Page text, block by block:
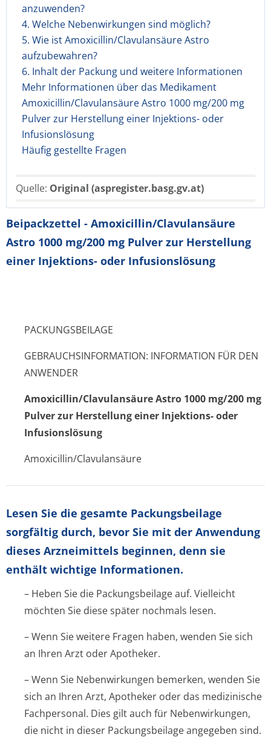
anzuwenden?
4. Welche Nebenwirkungen sind möglich?
5. Wie ist Amoxicillin/Clavulansäure Astro
aufzubewahren?
6. Inhalt der Packung und weitere Informationen
Mehr Informationen über das Medikament
Amoxicillin/Clavulansäure Astro 1000 mg/200 mg
Pulver zur Herstellung einer Injektions- oder
Infusionslösung
Häufig gestellte Fragen
Quelle: Original (aspregister.basg.gv.at)
Beipackzettel - Amoxicillin/Clavulansäure
Astro 1000 mg/200 mg Pulver zur Herstellung
einer Injektions- oder Infusionslösung
PACKUNGSBEILAGE
GEBRAUCHSINFORMATION: INFORMATION FÜR DEN
ANWENDER
Amoxicillin/Cla­vulansäure Astro 1000 mg/200 mg
Pulver zur Herstellung einer Injektions- oder
Infusionslösung
Amoxicillin/Cla­vulansäure
Lesen Sie die gesamte Packungsbeilage
sorgfältig durch, bevor Sie mit der Anwendung
dieses Arzneimittels beginnen, denn sie
enthält wichtige Informationen.
– Heben Sie die Packungsbeilage auf. Vielleicht
möchten Sie diese später nochmals lesen.
– Wenn Sie weitere Fragen haben, wenden Sie sich
an Ihren Arzt oder Apotheker.
– Wenn Sie Nebenwirkungen bemerken, wenden Sie
sich an Ihren Arzt, Apotheker oder das medizinische
Fachpersonal. Dies gilt auch für Nebenwirkungen,
die nicht in dieser Packungsbeilage angegeben sind.